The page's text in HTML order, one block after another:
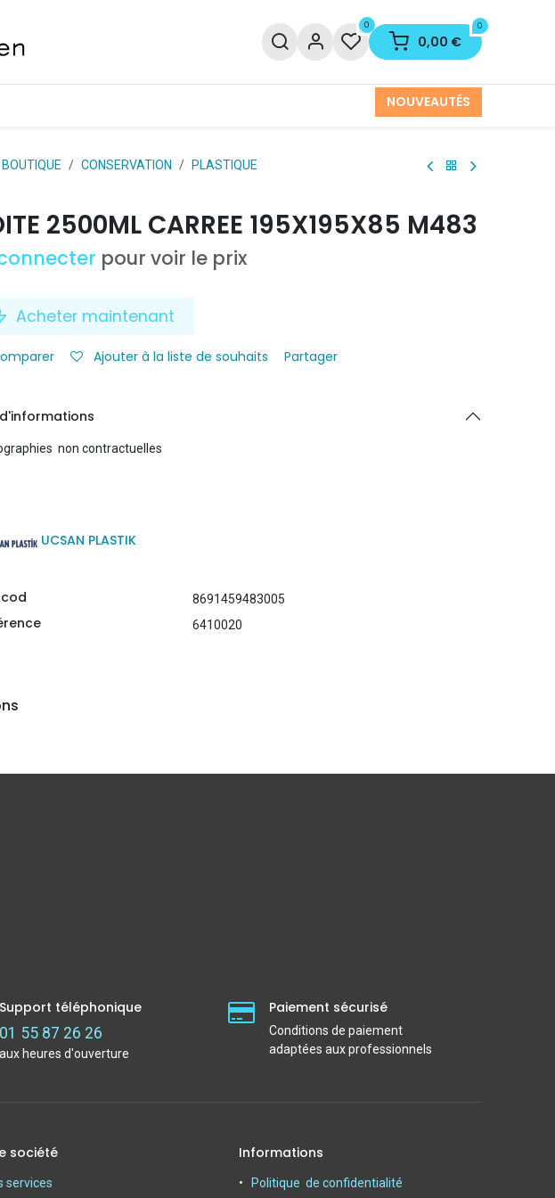
0 0
0,00 €
NOUVEAUTÉS
BOUTIQUE CONSERVATION PLASTIQUE
2500ML CARREE 195X195X85 M483
pour voir le prix
Acheter maintenant
Ajouter à la liste de souhaits Partager
non contractuelles
UCSAN PLASTIK
8691459483005
6410020
Support téléphonique
01 55 87 26 26
aux heures d'ouverture
Paiement sécurisé
Conditions de paiement
adaptées aux professionnels
société
services
Informations
Politique de confidentialité